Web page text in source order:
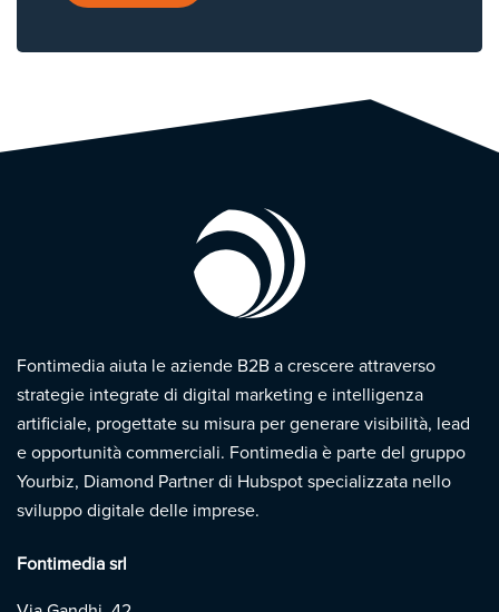
Fontimedia aiuta le aziende B2B a crescere attraverso
strategie integrate di digital marketing e intelligenza
artificiale, progettate su misura per generare visibilità, lead
e opportunità commerciali. Fontimedia è parte del gruppo
Yourbiz, Diamond Partner di Hubspot specializzata nello
sviluppo digitale delle imprese.
Fontimedia srl